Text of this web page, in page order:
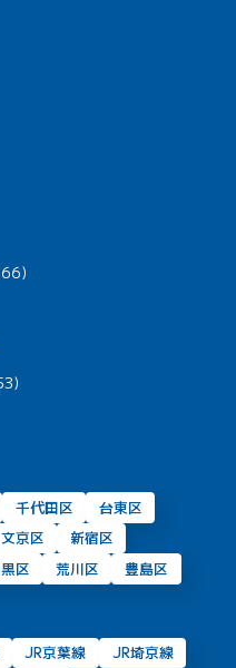
千代田区
台東区
文京区
新宿区
区 荒川区 豊島区
JR京葉線
JR埼京線